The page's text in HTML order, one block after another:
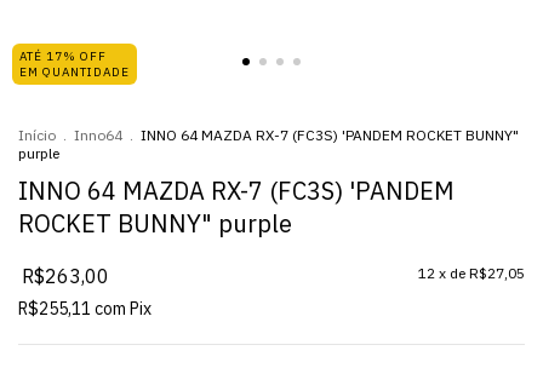
ATÉ 17% OFF
EM QUANTIDADE
Início . Inno64 . INNO 64 MAZDA RX-7 (FC3S) 'PANDEM ROCKET BUNNY"
purple
INNO 64 MAZDA RX-7 (FC3S) 'PANDEM
ROCKET BUNNY" purple
R$263,00 12 x de R$27,05
R$255,11 com Pix